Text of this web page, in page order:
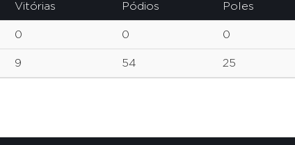
Vitórias Pódios Poles
0 0 0
9 54 25